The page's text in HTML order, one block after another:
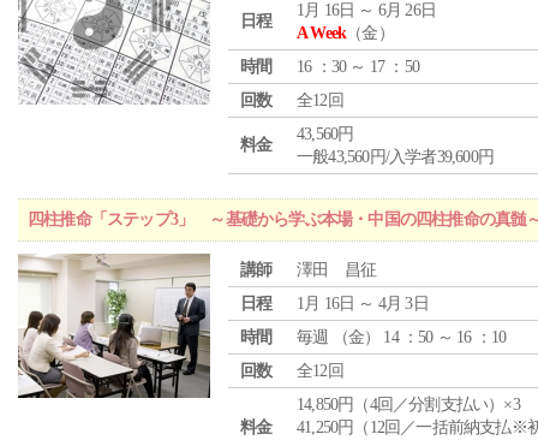
日程
1月 16日 ～ 6月 26日
A Week（金）
時間
16 ：30 ～ 17 ：50
回数
全12回
料金
43,560円
一般43,560円/入学者39,600円
四柱推命「ステップ3」 ～基礎から学ぶ本場・中国の四柱推命の真髄
講師
澤田 昌征
日程
1月 16日 ～ 4月 3日
時間
毎週 （金） 14 ：50 ～ 16 ：10
回数
全12回
料金
14,850円（4回／分割支払い）×3
41,250円（12回／一括前納支払※